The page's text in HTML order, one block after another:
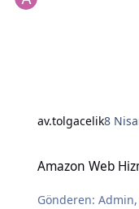
av.tolgacelik8
Amazon Web
Gönderen:Admin